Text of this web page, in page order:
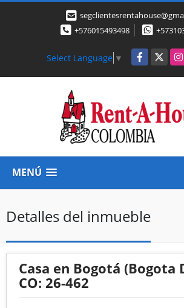
+576015493498
Select Language ▼ Facebook
X
MENÚ
Detalles del inmueble
Casa en Bogotá (Bogota
CO: 26-462